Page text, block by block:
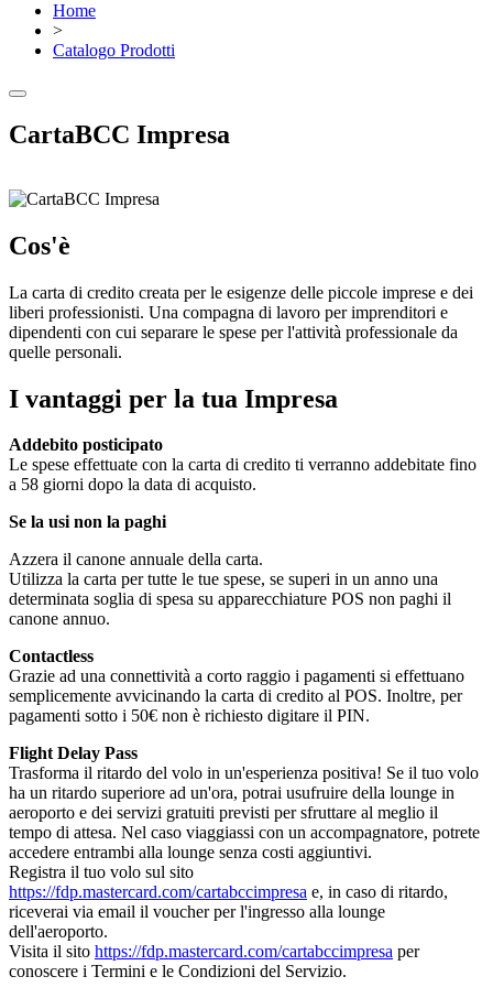
Home
>
Catalogo Prodotti
CartaBCC Impresa
Cos'è
La carta di credito creata per le esigenze delle piccole imprese e dei
liberi professionisti. Una compagna di lavoro per imprenditori e
dipendenti con cui separare le spese per l'attività professionale da
quelle personali.
I vantaggi per la tua Impresa
Addebito posticipato
Le spese effettuate con la carta di credito ti verranno addebitate fino
a 58 giorni dopo la data di acquisto.
Se la usi non la paghi
Azzera il canone annuale della carta.
Utilizza la carta per tutte le tue spese, se superi in un anno una
determinata soglia di spesa su apparecchiature POS non paghi il
canone annuo.
Contactless
Grazie ad una connettività a corto raggio i pagamenti si effettuano
semplicemente avvicinando la carta di credito al POS. Inoltre, per
pagamenti sotto i 50€ non è richiesto digitare il PIN.
Flight Delay Pass
Trasforma il ritardo del volo in un'esperienza positiva! Se il tuo volo
ha un ritardo superiore ad un'ora, potrai usufruire della lounge in
aeroporto e dei servizi gratuiti previsti per sfruttare al meglio il
tempo di attesa. Nel caso viaggiassi con un accompagnatore, potrete
accedere entrambi alla lounge senza costi aggiuntivi.
Registra il tuo volo sul sito
https://fdp.mastercard.com/cartabccimpresa e, in caso di ritardo,
riceverai via email il voucher per l'ingresso alla lounge
dell'aeroporto.
Visita il sito https://fdp.mastercard.com/cartabccimpresa per
conoscere i Termini e le Condizioni del Servizio.